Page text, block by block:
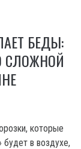
БЕДЫ:
СЛОЖНОЙ
которые
будет в воздухе,